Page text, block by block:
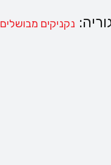
נקניקים מבושלים